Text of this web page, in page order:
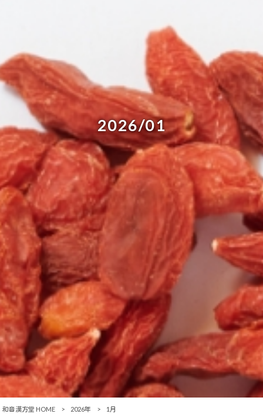
2026/01
和音漢方堂 HOME > 2026年 > 1月